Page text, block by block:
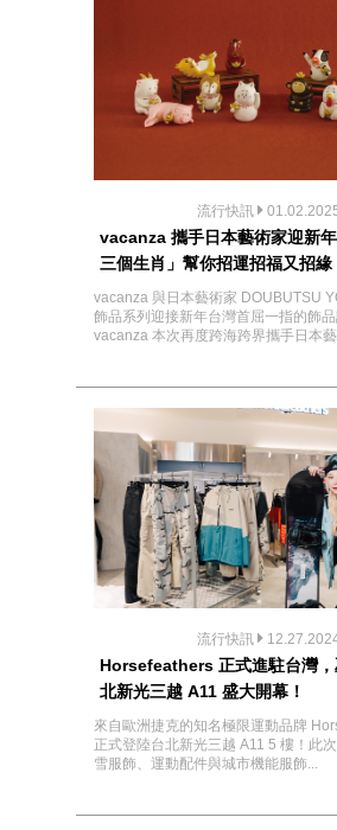
流行快訊
vacanza 攜手日本藝術家迎新
三個生肖」幫你招運招福又招緣
vacanza 與日本藝術家 DOUBUTSU
飾品系列迎接新年台灣首屈一指的飾
vacanza 本次再度跨海跨界攜手日本
流行快訊
Horsefeathers 正式進駐台灣，
北新光三越 A11 盛大開幕！
來自歐洲捷克的知名極限運動品牌
正式登陸台北新光三越 A11 5 樓！此
雪服飾、運動配件與城市機能服飾...